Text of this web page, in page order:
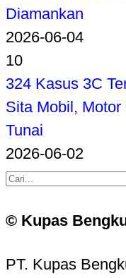
Diamankan
2026-06-04
10
324 Kasus 3C
Sita Mobil,
Tunai
2026-06-02
© Kupas
PT. Kupas